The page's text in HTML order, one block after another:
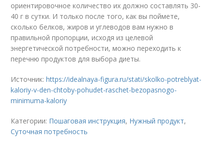
ориентировочное количество их должно составлять 30-
40 г в сутки. И только после того, как вы поймете,
сколько белков, жиров и углеводов вам нужно в
правильной пропорции, исходя из целевой
энергетической потребности, можно переходить к
перечню продуктов для выбора диеты.
Источник:https://idealnaya-figura.ru/stati/skolko-potreblyat-
kaloriy-v-den-chtoby-pohudet-raschet-bezopasnogo-
minimuma-kaloriy
Категории: Пошаговая инструкция, Нужный продукт,
Суточная потребность